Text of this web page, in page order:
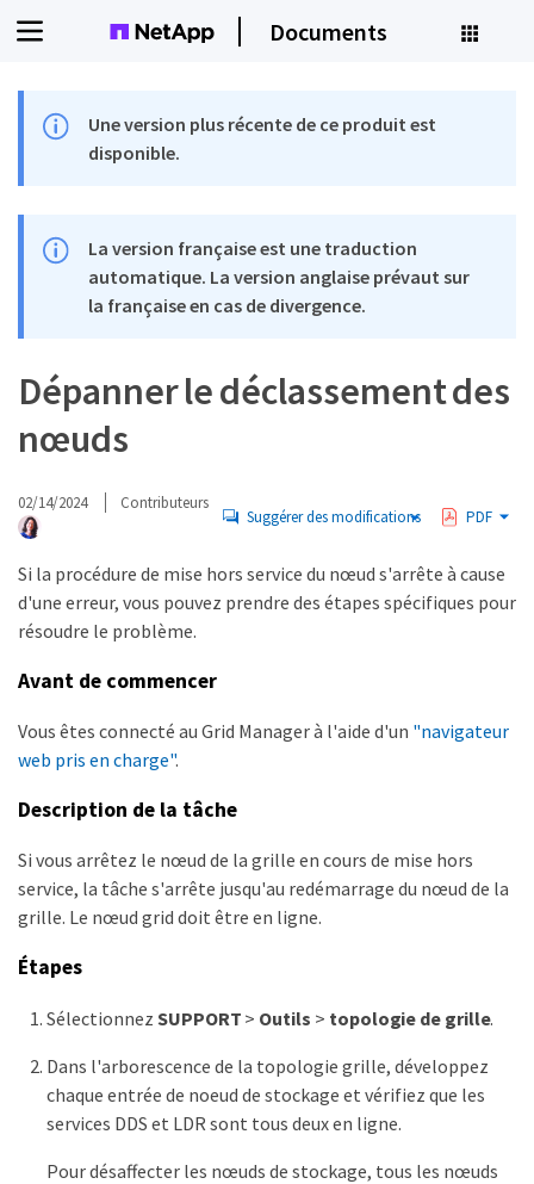
Documents
Une version plus récente de ce produit est
disponible.
La version française est une traduction
automatique. La version anglaise prévaut sur
la française en cas de divergence.
Dépanner le déclassement des
nœuds
02/14/2024 Contributeurs
Suggérer des modifications PDF
Si la procédure de mise hors service du nœud s'arrête à cause
d'une erreur, vous pouvez prendre des étapes spécifiques pour
résoudre le problème.
Avant de commencer
Vous êtes connecté au Grid Manager à l'aide d'un "navigateur
web pris en charge".
Description de la tâche
Si vous arrêtez le nœud de la grille en cours de mise hors
service, la tâche s'arrête jusqu'au redémarrage du nœud de la
grille. Le nœud grid doit être en ligne.
Étapes
Sélectionnez SUPPORT > Outils > topologie de grille.
Dans l'arborescence de la topologie grille, développez
chaque entrée de noeud de stockage et vérifiez que les
services DDS et LDR sont tous deux en ligne.
Pour désaffecter les nœuds de stockage, tous les nœuds